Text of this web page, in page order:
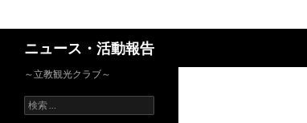
ニュース・活動報告
～立教観光クラブ～
検
索